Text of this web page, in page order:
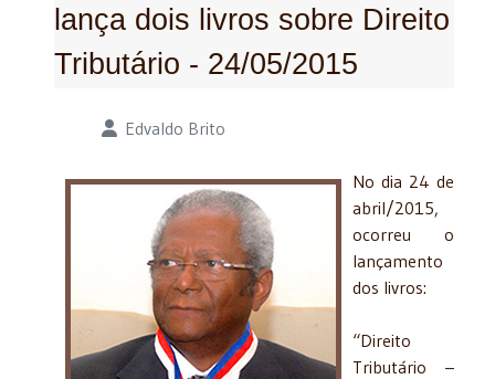
lança dois livros sobre Direito
Tributário - 24/05/2015
Detalhes Edvaldo Brito
No dia 24 de
abril/2015,
ocorreu o
lançamento
dos livros:
“Direito
Tributário –